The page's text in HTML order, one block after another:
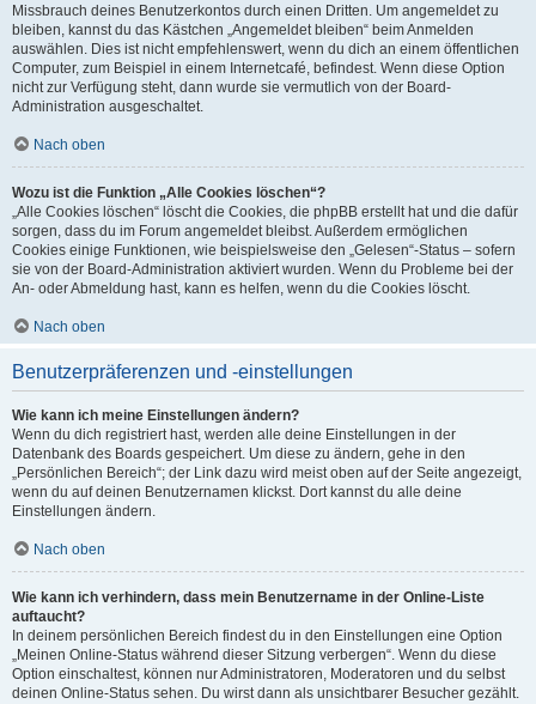
Missbrauch deines Benutzerkontos durch einen Dritten. Um angemeldet zu
bleiben, kannst du das Kästchen „Angemeldet bleiben“ beim Anmelden
auswählen. Dies ist nicht empfehlenswert, wenn du dich an einem öffentlichen
Computer, zum Beispiel in einem Internetcafé, befindest. Wenn diese Option
nicht zur Verfügung steht, dann wurde sie vermutlich von der Board-
Administration ausgeschaltet.
Nach oben
Wozu ist die Funktion „Alle Cookies löschen“?
„Alle Cookies löschen“ löscht die Cookies, die phpBB erstellt hat und die dafür
sorgen, dass du im Forum angemeldet bleibst. Außerdem ermöglichen
Cookies einige Funktionen, wie beispielsweise den „Gelesen“-Status – sofern
sie von der Board-Administration aktiviert wurden. Wenn du Probleme bei der
An- oder Abmeldung hast, kann es helfen, wenn du die Cookies löscht.
Nach oben
Benutzerpräferenzen und -einstellungen
Wie kann ich meine Einstellungen ändern?
Wenn du dich registriert hast, werden alle deine Einstellungen in der
Datenbank des Boards gespeichert. Um diese zu ändern, gehe in den
„Persönlichen Bereich“; der Link dazu wird meist oben auf der Seite angezeigt,
wenn du auf deinen Benutzernamen klickst. Dort kannst du alle deine
Einstellungen ändern.
Nach oben
Wie kann ich verhindern, dass mein Benutzername in der Online-Liste
auftaucht?
In deinem persönlichen Bereich findest du in den Einstellungen eine Option
„Meinen Online-Status während dieser Sitzung verbergen“. Wenn du diese
Option einschaltest, können nur Administratoren, Moderatoren und du selbst
deinen Online-Status sehen. Du wirst dann als unsichtbarer Besucher gezählt.